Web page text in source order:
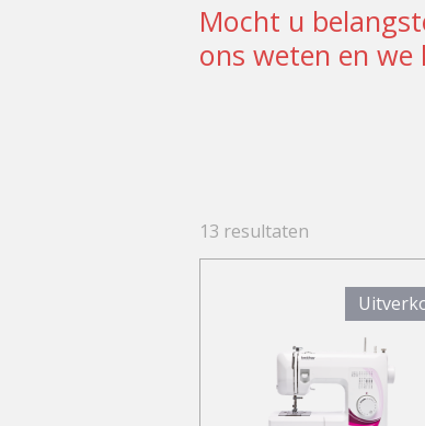
Mocht u
ons weten en
13 resultaten